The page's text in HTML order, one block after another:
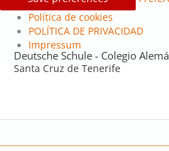
Política de cookies
POLÍTICA DE PRIVACIDAD
Impressum
Deutsche Schule - Colegio
Santa Cruz de Tenerife